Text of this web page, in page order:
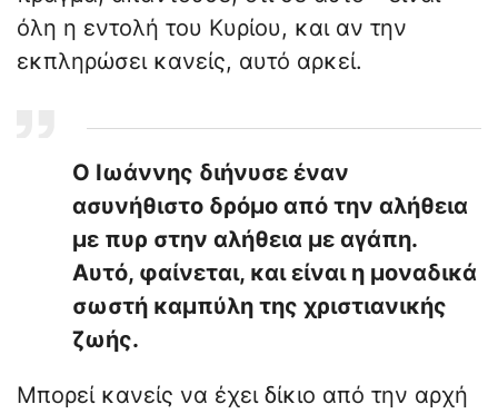
όλη η εντολή του Κυρίου, και αν την
εκπληρώσει κανείς, αυτό αρκεί.
Ο Ιωάννης διήνυσε έναν
ασυνήθιστο δρόμο από την αλήθεια
με πυρ στην αλήθεια με αγάπη.
Αυτό, φαίνεται, και είναι η μοναδικά
σωστή καμπύλη της χριστιανικής
ζωής.
Μπορεί κανείς να έχει δίκιο από την αρχή